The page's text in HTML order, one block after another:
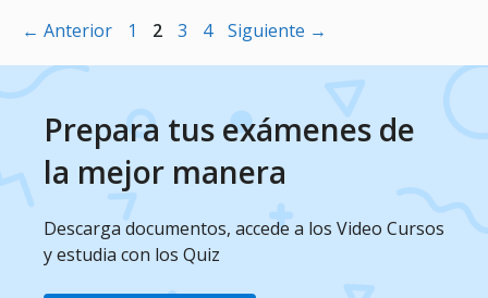
← Anterior Página
1 Página
2 Página
3 Página
4 Siguiente →
Prepara tus exámenes de
la mejor manera
Descarga documentos, accede a los Video Cursos
y estudia con los Quiz